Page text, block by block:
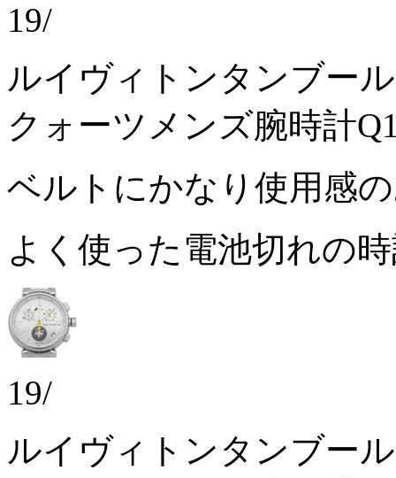
19/
ルイヴィトンタンブー
クォーツメンズ腕時計
ベルトにかなり使用感
よく使った電池切れの
19/
ルイヴィトンタンブー